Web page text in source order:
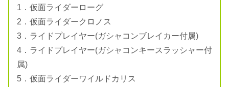
1．仮面ライダーローグ
2．仮面ライダークロノス
3．ライドプレイヤー(ガシャコンブレイカー付属)
4．ライドプレイヤー(ガシャコンキースラッシャー付
属)
5．仮面ライダーワイルドカリス